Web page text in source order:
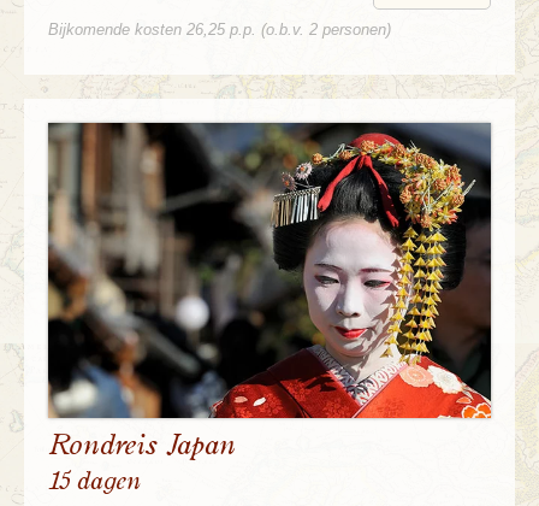
Bijkomende kosten 26,25 p.p. (o.b.v. 2 personen)
Rondreis Japan
15 dagen